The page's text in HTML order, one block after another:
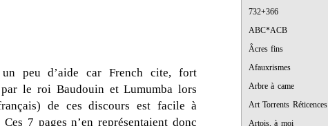
732+366
ABC*ACB
Âcres fins
Afauxrismes
Arbre à came
Art Torrents Réticences
Artois, à moi
peu d’aide car French cite, fort
par le roi Baudouin et Lumumba lors
de ces discours est facile à
7 pages n’en représentaient donc